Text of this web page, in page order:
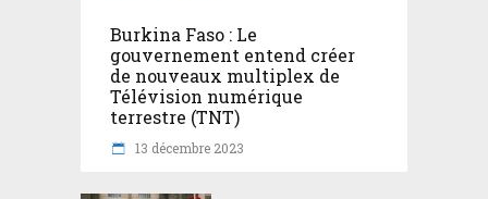
Burkina Faso : Le
gouvernement entend créer
de nouveaux multiplex de
Télévision numérique
terrestre (TNT)
13 décembre 2023